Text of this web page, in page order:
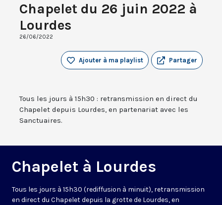
Chapelet du 26 juin 2022 à
Lourdes
26/06/2022
Partager
Ajouter à ma playlist
Tous les jours à 15h30 : retransmission en direct du
Chapelet depuis Lourdes, en partenariat avec les
Sanctuaires.
Chapelet à Lourdes
Tous les jours à 15h30 (rediffusion à minuit), retransmission
en direct du Chapelet depuis la grotte de Lourdes, en